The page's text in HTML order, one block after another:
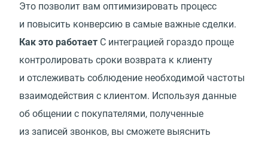
Это позволит вам оптимизировать процесс
и повысить конверсию в самые важные сделки.
Как это работает С интеграцией гораздо проще
контролировать сроки возврата к клиенту
и отслеживать соблюдение необходимой частоты
взаимодействия с клиентом. Используя данные
об общении с покупателями, полученные
из записей звонков, вы сможете выяснить